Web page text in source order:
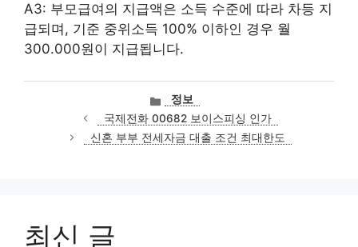
A3: 부모급여의 지급액은 소득 수준에 따라 차등 지
급되며, 기준 중위소득 100% 이하인 경우 월
300.000원이 지급됩니다.
카
테
고
리
정보
국제전화 00682 보이스피싱 인가
신혼 부부 전세자금 대출 조건 최대한도
최신 글